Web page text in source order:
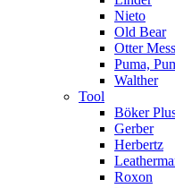
Nieto
Old Bear
Otter
Puma,
Walther
Tool
Böker
Gerber
Herbertz
Roxon